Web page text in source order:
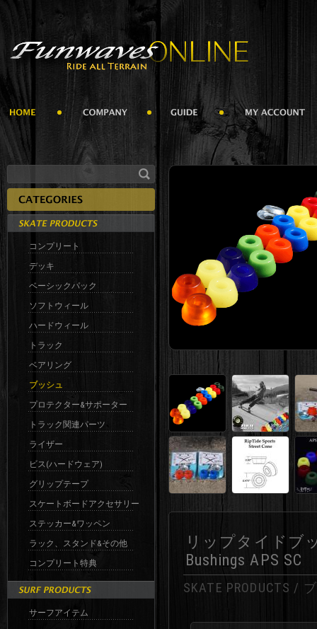
コンプリート
デッキ
ベーシックパック
ソフトウィール
ハードウィール
トラック
ベアリング
ブッシュ
プロテクター&サポーター
トラック関連パーツ
ライザー
ビス(ハードウェア)
グリップテープ
スケートボードアクセサリー
ステッカー&ワッペン
ラック、スタンド&その他
コンプリート特典
サーフアイテム
リップタイドブ
Bushings APS SC
SKATE PRODUCTS /